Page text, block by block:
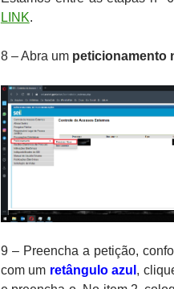
LINK.
8 – Abra um peticionamento
9 – Preencha a petição,
com um retângulo azul ,